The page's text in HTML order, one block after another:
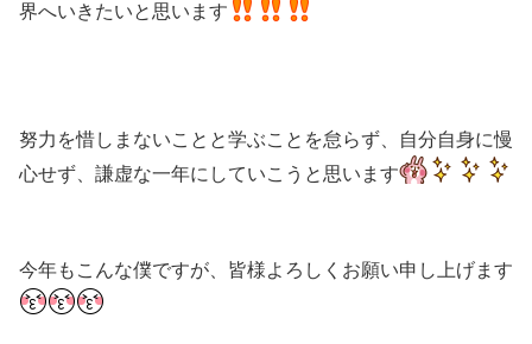
界へいきたいと思います
努力を惜しまないことと学ぶことを怠らず、自分自身に慢
心せず、謙虚な一年にしていこうと思います
今年もこんな僕ですが、皆様よろしくお願い申し上げます